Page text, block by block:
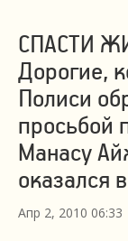
СПАСТИ
Дорогие,
Полиси
просьбой
Манасу
оказался
Апр 2, 2010 06:33